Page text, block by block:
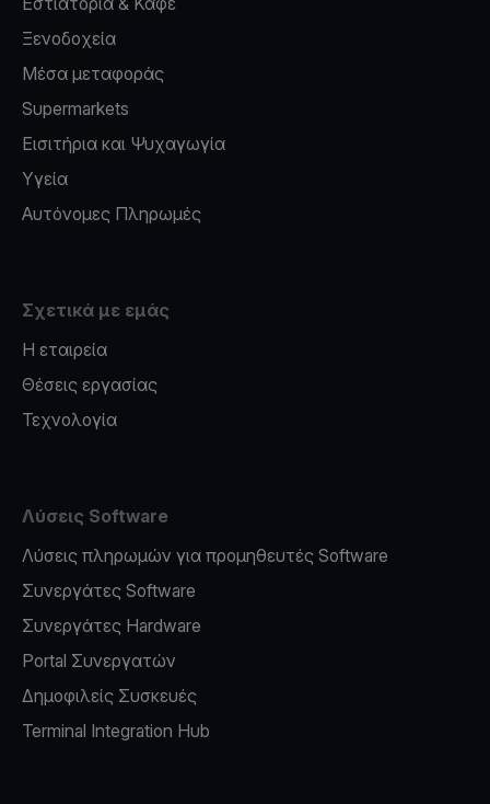
Ξενοδοχεία
Μέσα μεταφοράς
Supermarkets
Εισιτήρια και Ψυχαγωγία
Υγεία
Αυτόνομες Πληρωμές
Σχετικά με εμάς
Η εταιρεία
Θέσεις εργασίας
Τεχνολογία
Λύσεις Software
Λύσεις πληρωμών για προμηθευτές Software
Συνεργάτες Software
Συνεργάτες Hardware
Portal Συνεργατών
Δημοφιλείς Συσκευές
Terminal Integration Hub